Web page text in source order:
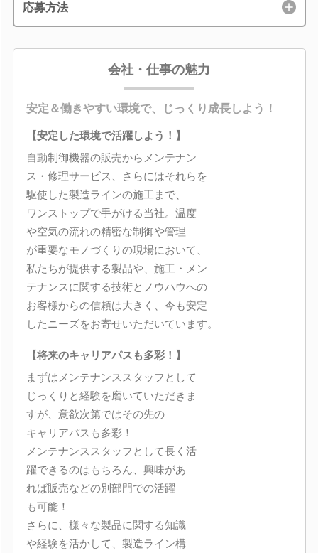
応募方法
会社・仕事の魅力
安定＆働きやすい環境で、じっくり成長しよう！
【安定した環境で活躍しよう！】
自動制御機器の販売からメンテナン
ス・修理サービス、さらにはそれらを
駆使した製造ラインの施工まで、
ワンストップで手がける当社。温度
や空気の流れの精密な制御や管理
が重要なモノづくりの現場において、
私たちが提供する製品や、施工・メン
テナンスに関する技術とノウハウへの
お客様からの信頼は大きく、今も安定
したニーズをお寄せいただいています。
【将来のキャリアパスも多彩！】
まずはメンテナンススタッフとして
じっくりと経験を磨いていただきま
すが、意欲次第ではその先の
キャリアパスも多彩！
メンテナンススタッフとして長く活
躍できるのはもちろん、興味があ
れば販売などの別部門での活躍
も可能！
さらに、様々な製品に関する知識
や経験を活かして、製造ライン構